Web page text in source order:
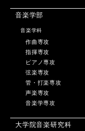
音楽学部
音楽学科
作曲専攻
指揮専攻
ピアノ専攻
弦楽専攻
管・打楽専攻
声楽専攻
音楽学専攻
大学院音楽研究科